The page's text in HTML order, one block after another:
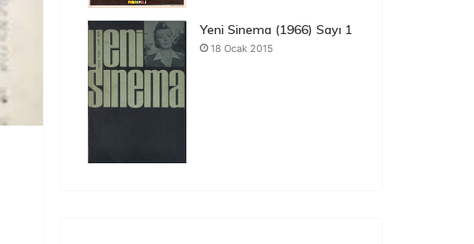
Yeni Sinema (1966) Sayı 1
18 Ocak 2015